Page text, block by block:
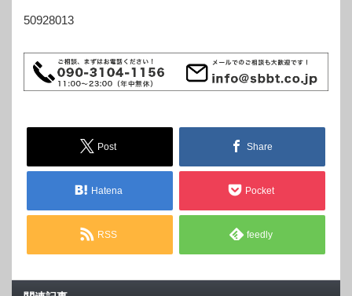
50928013
Post Share
Hatena Pocket
RSS feedly